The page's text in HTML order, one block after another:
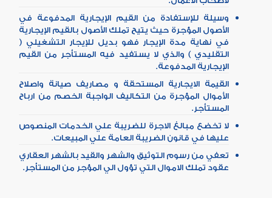
وسيلة للإستفادة من القيم الإيجارية المدفوعة في
الأصول المؤجرة حيث يتيح تملك الأصول بالقيم الإيجارية
في نهاية مدة الإيجار فهو بديل للإيجار التشغيلي (
التقليدي ) والذي لا يستفيد فيه المستأجر من القيم
الإيجارية المدفوعة.
القيمة الايجارية المستحقة و مصاريف صيانة واصلاح
الأموال المؤجرة من التكاليف الواجبة الخصم من ارباح
المستأجر.
لا تخضع مبالغ الاجرة للضريبة علي الخدمات المنصوص
عليها في قانون الضريبة العامة علي المبيعات.
تعفي من رسوم التوثيق والشهر والقيد بالشهر العقاري
عقود تملك الاموال التي تؤول الي المؤجر من المستأجر.